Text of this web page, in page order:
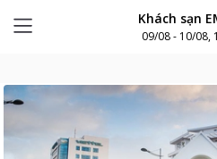
Khách sạn
09/08 - 10/08,